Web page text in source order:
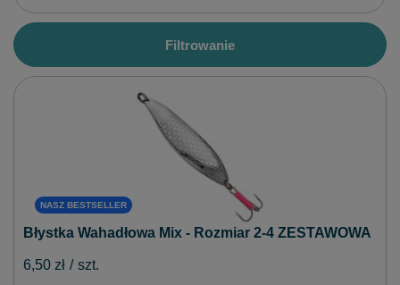
Filtrowanie
NASZ BESTSELLER
Błystka Wahadłowa Mix - Rozmiar 2-4 ZESTAWOWA
6,50 zł / szt.